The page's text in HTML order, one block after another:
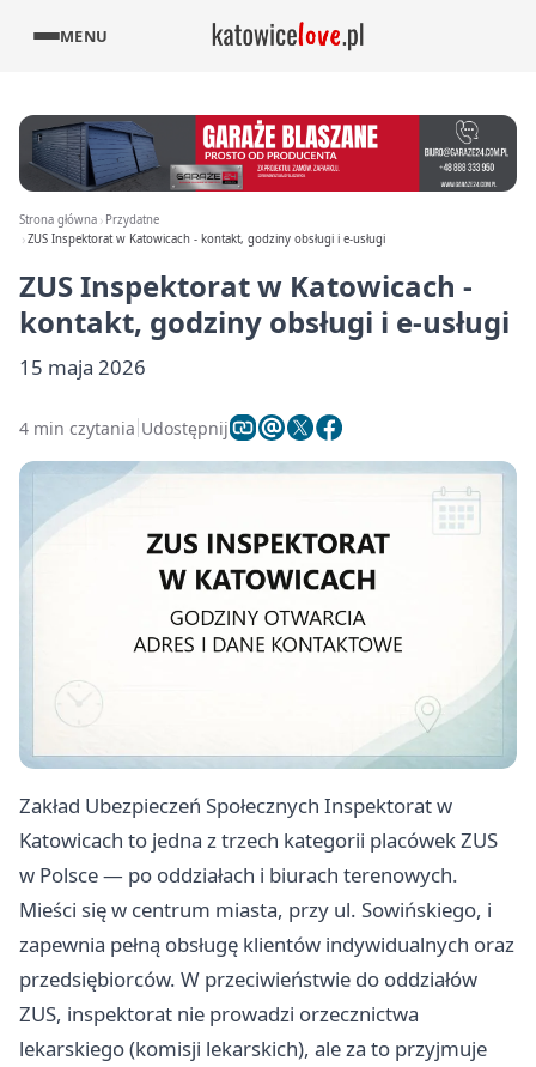
MENU
Strona główna
Przydatne
ZUS Inspektorat w Katowicach - kontakt, godziny obsługi i e-usługi
ZUS Inspektorat w Katowicach -
kontakt, godziny obsługi i e-usługi
15 maja 2026
4 min czytania Udostępnij
Zakład Ubezpieczeń Społecznych Inspektorat w
Katowicach to jedna z trzech kategorii placówek ZUS
w Polsce — po oddziałach i biurach terenowych.
Mieści się w centrum miasta, przy ul. Sowińskiego, i
zapewnia pełną obsługę klientów indywidualnych oraz
przedsiębiorców. W przeciwieństwie do oddziałów
ZUS, inspektorat nie prowadzi orzecznictwa
lekarskiego (komisji lekarskich), ale za to przyjmuje